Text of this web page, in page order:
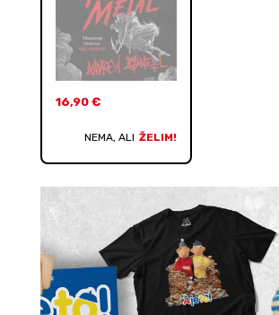
16,90 €
NEMA, ALI ŽELIM!